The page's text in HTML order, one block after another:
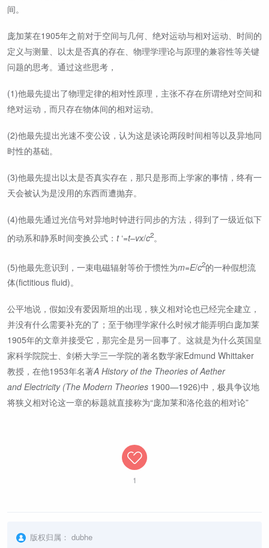
间。
庞加莱在1905年之前对于空间与几何、绝对运动与相对运动、时间的
定义与测量、以太是否真的存在、物理学理论与原理的兼容性等关键
问题的思考。通过这些思考，
(1)他最先提出了物理定律的相对性原理，主张不存在所谓绝对空间和
绝对运动，而只存在物体间的相对运动。
(2)他最先提出光速不变公设，认为这是谈论两段时间相等以及异地同
时性的基础。
(3)他最先提出以太是否真实存在，那只是形而上学家的事情，终有一
天会被认为是没用的东西而遭抛弃。
(4)他最先通过光信号对异地时钟进行同步的方法，得到了一级近似下
的动系和静系时间变换公式： t ‘=t–vx/c2。
(5)他最先意识到，一束电磁辐射等价于惯性为m=E/c2的一种假想流
体(fictitious fluid)。
公平地说，假如没有爱因斯坦的出现，狭义相对论也已经完全建立，
并没有什么需要补充的了；至于物理学家什么时候才能弄明白庞加莱
1905年的文章并接受它，那完全是另一回事了。这就是为什么英国皇
家科学院院士、剑桥大学三一学院的著名数学家Edmund Whittaker
教授，在他1953年名著A History of the Theories of Aether
and Electricity (The Modern Theories 1900—1926)中，极具争议地
将狭义相对论这一章的标题就直接称为“庞加莱和洛伦兹的相对论”
1
版权归属： dubhe